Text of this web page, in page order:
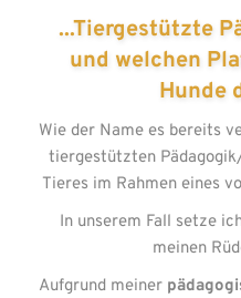
...Tiergestützte
und welchen
Hunde
Wie der Name es bereits
tiergestützten
Tieres im Rahmen eines
In unserem Fall setze
meinen
Aufgrund meiner